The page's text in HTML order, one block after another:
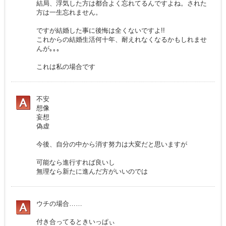
結局、浮気した方は都合よく忘れてるんですよね。された
方は一生忘れません。
ですが結婚した事に後悔は全くないですよ!!
これからの結婚生活何十年、耐えれなくなるかもしれませ
んが｡｡｡
これは私の場合です
不安
想像
妄想
偽虚
今後、自分の中から消す努力は大変だと思いますが
可能なら進行すれば良いし
無理なら新たに進んだ方がいいのでは
ウチの場合……
付き合ってるときいっぱぃ